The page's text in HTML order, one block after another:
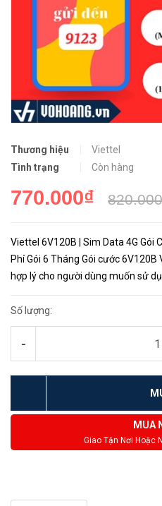
Thương hiệu
Viettel
Tình trạng
Còn hàng
770.000₫
Viettel 6V120B | Sim Data 4G Gói
Phí Gói 6 Tháng Gói cước
hợp lý cho người dùng muốn sử
Số lượng:
-
MUA
Giao Tận Nơi Hoặc